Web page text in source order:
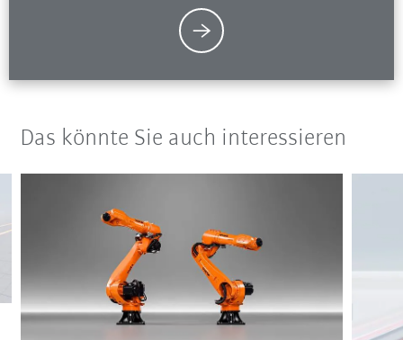
Das könnte Sie auch interessieren